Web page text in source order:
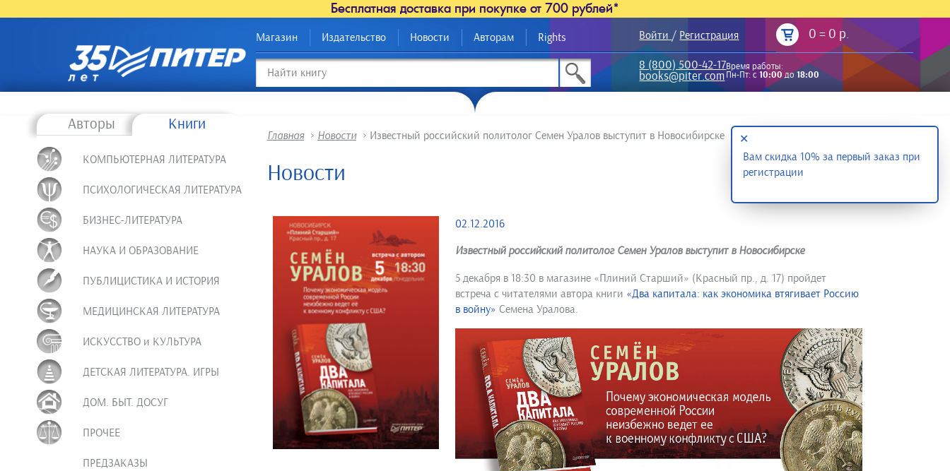
Бесплатная доставка при покупке от 700 рублей*
Магазин Издательство Новости Авторам Rights Войти / Регистрация 0 = 0 р.
8 (800) 500-42-17
books@piter.com
Время работы:
Пн-Пт: с10:00до18:00
Авторы Книги
КОМПЬЮТЕРНАЯ ЛИТЕРАТУРА
ПСИХОЛОГИЧЕСКАЯ ЛИТЕРАТУРА
БИЗНЕС-ЛИТЕРАТУРА
НАУКА И ОБРАЗОВАНИЕ
ПУБЛИЦИСТИКА И ИСТОРИЯ
МЕДИЦИНСКАЯ ЛИТЕРАТУРА
ИСКУССТВО и КУЛЬТУРА
ДЕТСКАЯ ЛИТЕРАТУРА. ИГРЫ
ДОМ. БЫТ. ДОСУГ
ПРОЧЕЕ
ПРЕДЗАКАЗЫ
Главная > Новости > Известный российский политолог Семен Уралов выступит в Новосибирске
Новости
02.12.2016
Известный российский политолог Семен Уралов выступит в Новосибирске
5 декабря в 18:30 в магазине «Плиний Старший» (Красный пр., д. 17) пройдет
встреча с читателями автора книги «Два капитала: как экономика втягивает Россию
в войну» Семена Уралова.
Вам скидка 10% за первый заказ при
регистрации
✕